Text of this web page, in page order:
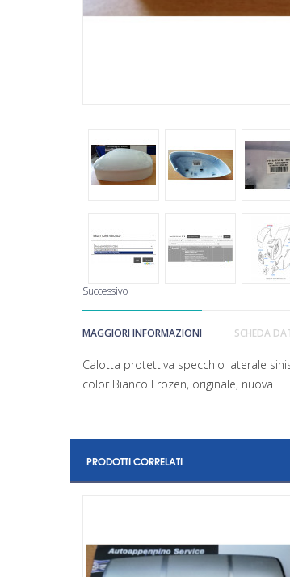
Successivo
MAGGIORI INFORMAZIONI SCHEDA
Calotta protettiva specchio laterale
color Bianco Frozen, originale, nuova
PRODOTTI CORRELATI